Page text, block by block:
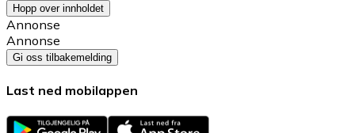
Hopp over innholdet
Annonse
Annonse
Gi oss tilbakemelding
Last ned mobilappen